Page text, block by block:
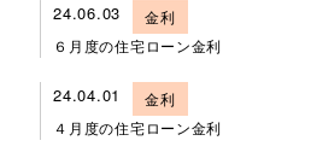
24.06.03
金利
６月度の住宅ローン金利
24.04.01
金利
４月度の住宅ローン金利